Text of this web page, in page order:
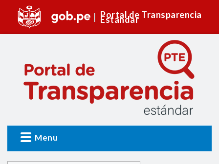
Portal de Transparencia
Estándar
Menu